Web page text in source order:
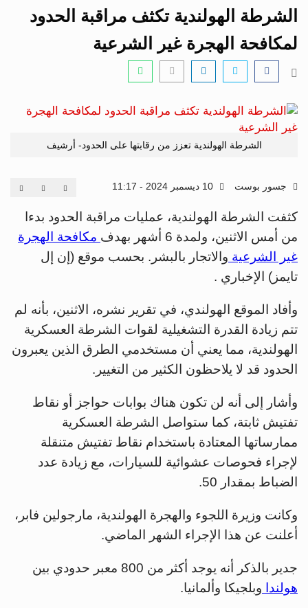
g
a
n
الشرطة الهولندية تكثف مراقبة الحدود
لمكافحة الهجرة غير الشرعية
الشرطة الهولندية تعزز من رقابتها على الحدود- أرشيف
جسور بوست
كثفت الشرطة الهولندية، عمليات مراقبة الحدود بدءا
من أمس الاثنين، ولمدة 6 أشهر بهدف
مكافحة الهجرة
غير الشرعية والاتجار بالبشر. بحسب موقع (إن إل
تايمز) الإخباري .
وأفاد الموقع الهولندي، في تقرير نشره، الاثنين، بأنه لم
تتم زيادة القدرة التشغيلية لقوات الشرطة العسكرية
الهولندية، مما يعني أن مستخدمي الطرق الذين يعبرون
الحدود قد لا يلاحظون الكثير من التغيير.
وأشار إلى أنه لن تكون هناك بوابات حواجز أو نقاط
تفتيش ثابتة، كما ستواصل الشرطة العسكرية
ممارساتها المعتادة باستخدام نقاط تفتيش متنقلة
لإجراء فحوصات عشوائية للسيارات، مع زيادة عدد
الضباط بمقدار 50.
وكانت وزيرة اللجوء والهجرة الهولندية، مارجولين فابر،
أعلنت عن هذا الإجراء الشهر الماضي.
جدير بالذكر أنه يوجد أكثر من 800 معبر حدودي بين
هولندا وبلجيكا وألمانيا.